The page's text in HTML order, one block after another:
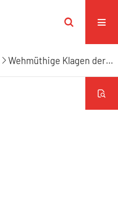
Wehmüthige Klagen der in der äussersten Betrübnis gesetzten Stadt, durch den unvermuhteten und höchstschmerzlichen Abschied Des weiland ... Herrn Daniel von Büren, Vortreflichen JCti, und dieser Kayserlichen freien Reichsstadt Bremen, höchstverdienten Eltesten Herrn Bürgermeisters, ...